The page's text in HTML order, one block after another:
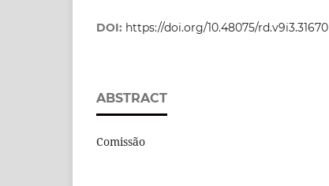
DOI: https://doi.org/10.48075/rd.v9i3.31670
ABSTRACT
Comissão